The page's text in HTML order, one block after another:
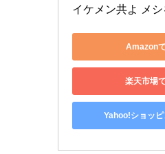
イケメン共よ メシ
Amazon
楽天市場
Yahoo!ショッ